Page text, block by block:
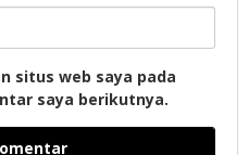
situs web saya pada
saya berikutnya.